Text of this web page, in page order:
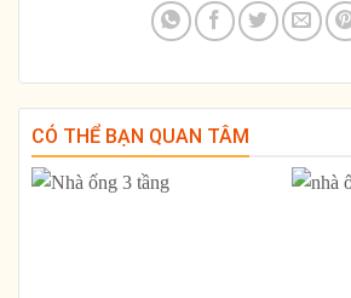
CÓ THỂ BẠN QUAN TÂM